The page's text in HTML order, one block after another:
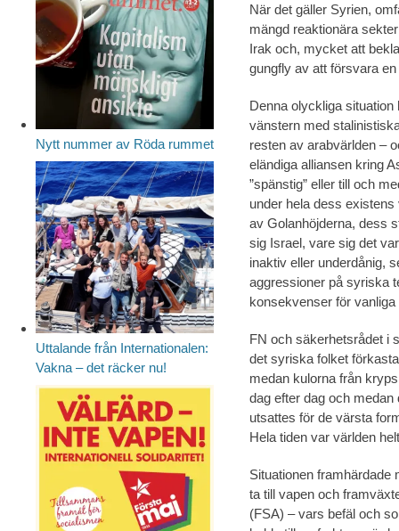
När det gäller Syrien,
mängd reaktionära
Irak och, mycket att
gungfly av att försvara
Denna olyckliga
vänstern med
resten av arabvärlden –
eländiga alliansen kring
”spänstig” eller till och
under hela dess
av Golanhöjderna, dess
sig Israel, vare sig det
inaktiv eller underdånig,
aggressioner på syriska
konsekvenser för
FN och säkerhetsrådet i
det syriska folket
medan kulorna från
dag efter dag och
utsattes för de värsta
Hela tiden var världen
Situationen framhärdade
ta till vapen och
(FSA) – vars befäl och
Nytt nummer av Röda rummet
Uttalande från Internationalen:
Vakna – det räcker nu!